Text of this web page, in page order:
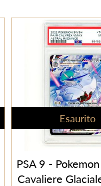
Esaurito
PSA 9 -
Cavaliere